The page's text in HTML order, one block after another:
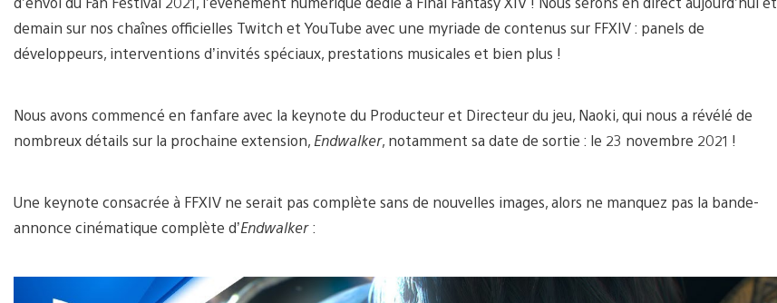
demain sur nos chaînes officielles Twitch et YouTube avec une myriade de contenus sur FFXIV : panels de
développeurs, interventions d’invités spéciaux, prestations musicales et bien plus !
Nous avons commencé en fanfare avec la keynote du Producteur et Directeur du jeu, Naoki, qui nous a révélé de
nombreux détails sur la prochaine extension, Endwalker, notamment sa date de sortie : le 23 novembre 2021 !
Une keynote consacrée à FFXIV ne serait pas complète sans de nouvelles images, alors ne manquez pas la bande-
annonce cinématique complète d’Endwalker: